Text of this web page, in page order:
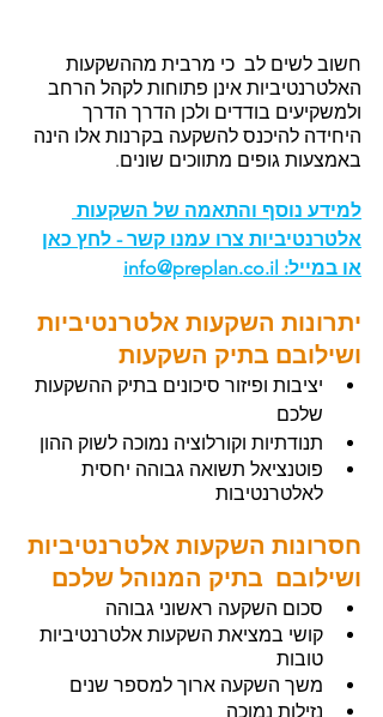
חשוב לשים לב  כי מרבית מההשקעות
האלטרנטיביות אינן פתוחות לקהל הרחב
ולמשקיעים בודדים ולכן הדרך הדרך
היחידה להיכנס להשקעה בקרנות אלו הינה
באמצעות גופים מתווכים שונים.
למידע נוסף והתאמה של השקעות
אלטרנטיביות צרו עמנו קשר - לחץ כאן
או במייל: info@preplan.co.il
יתרונות השקעות אלטרנטיביות
ושילובם בתיק השקעות
יציבות ופיזור סיכונים בתיק ההשקעות
שלכם
תנודתיות וקורלוציה נמוכה לשוק ההון
פוטנציאל תשואה גבוהה יחסית
לאלטרנטיבות
חסרונות השקעות אלטרנטיביות
ושילובם  בתיק המנוהל שלכם
סכום השקעה ראשוני גבוהה
קושי במציאת השקעות אלטרנטיביות
טובות
משך השקעה ארוך למספר שנים
נזילות נמוכה